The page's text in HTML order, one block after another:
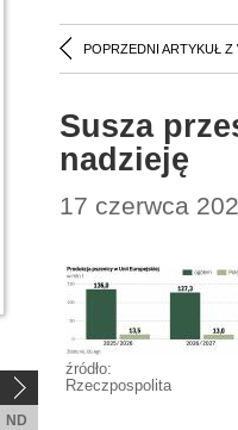
POPRZEDNI ARTYKUŁ Z
Susza
nadzieję
17 czerwca
źródło:
Rzeczpospolita
ND